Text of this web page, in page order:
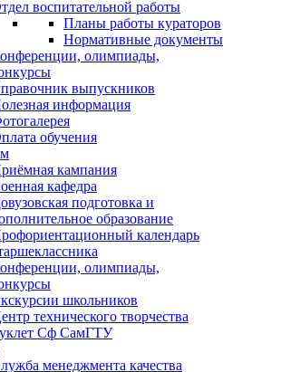
воспитательной работы
Планы работы кураторов
Нормативные документы
олимпиады,
выпускников
информация
обучения
кампания
кафедра
подготовка и
образование
календарь
олимпиады,
школьников
технического творчества
Сф СамГТУ
менеджмента качества